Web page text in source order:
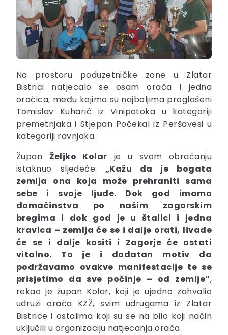
Na prostoru poduzetničke zone u Zlatar
Bistrici natjecalo se osam orača i jedna
oračica, među kojima su najboljima proglašeni
Tomislav Kuharić iz Vinipotoka u kategoriji
premetnjaka i Stjepan Počekal iz Peršavesi u
kategoriji ravnjaka.
Župan Željko Kolar je u svom obraćanju
istaknuo sljedeće: „Kažu da je bogata
zemlja ona koja može prehraniti sama
sebe i svoje ljude. Dok god imamo
domaćinstva po našim zagorskim
bregima i dok god je u štalici i jedna
kravica – zemlja će se i dalje orati, livade
će se i dalje kositi i Zagorje će ostati
vitalno. To je i dodatan motiv da
podržavamo ovakve manifestacije te se
prisjetimo da sve počinje – od zemlje“,
rekao je župan Kolar, koji je ujedno zahvalio
udruzi orača KZŽ, svim udrugama iz Zlatar
Bistrice i ostalima koji su se na bilo koji način
uključili u organizaciju natjecanja orača.